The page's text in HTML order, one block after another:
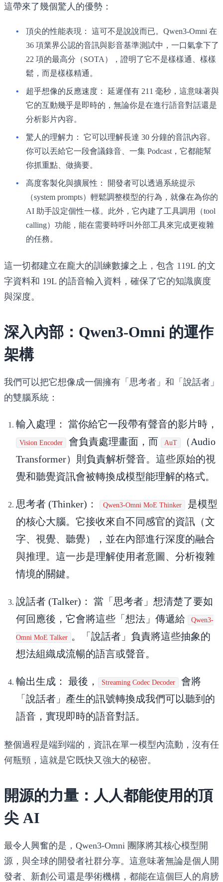
這帶來了幾個驚人的優勢：
頂尖的性能表現：
這可不是說說而已。Qwen3-Omni 在
36 項業界公認的音訊與影音基準測試中，一口氣拿下了
22 項的最高分（SOTA），證明了它不是樣樣通、樣樣
鬆，而是樣樣精通。
超乎想像的反應速度：
延遲僅有 211 毫秒，這意味著與
它的互動幾乎是即時的，無論你是在進行語音對話還是
分析影片內容。
驚人的理解力：
它可以理解長達 30 分鐘的音訊內容。
你可以丟給它一段會議錄音、一集 Podcast，它都能幫
你抓重點、做摘要。
高度客製化與擴展性：
開發者可以透過系統提示
（system prompts）輕鬆調整模型的行為，就像在為你的
AI 助手設定個性一樣。此外，它內建了工具調用（tool
calling）功能，能在需要時呼叫外部工具來完成更複雜
的任務。
這一切都建立在龐大的訓練數據之上，包含 119L 的文
字資料和 19L 的語音輸入資料，確保了它的知識廣度
與深度。
深入內部：Qwen3-Omni 的運作
架構
我們可以把它想像成一個擁有「思考者」和「說話者」
的雙腦系統：
輸入處理： 當你給它一段帶有聲音的影片時，
Vision Encoder 會負責處理畫面，而 AuT
（Audio
Transformer）則負責解析聲音。這些原始的視
覺和聽覺資訊會被轉換成模型能理解的格式。
思考者 (Thinker)： Qwen3-Omni MoE Thinker
是模型
的核心大腦。它接收來自不同感官的資訊（文
字、視覺、聽覺），並在內部進行深度的融合
與推理。這一步是理解使用者意圖、分析複雜
情境的關鍵。
說話者 (Talker)： 當「思考者」想清楚了要如
何回應後，它會將這些「想法」傳遞給
Qwen3-
Omni MoE Talker 。「說話者」負責將這些抽象的
想法組織成流暢的語言或聲音。
輸出生成： 最後， Streaming Codec Decoder
會將
「說話者」產生的訊號轉換成我們可以聽到的
語音，實現即時的語音對話。
整個過程是端到端的，資訊在單一模型內流動，沒有任
何瓶頸，這就是它既快又強大的秘密。
開源的力量：人人都能使用的頂
尖 AI
最令人興奮的是，Qwen3-Omni 團隊將其核心模型開
源，與全球的開發者社群分享。這意味著無論是個人開
發者、新創公司還是學術機構，都能在這個巨人的肩膀